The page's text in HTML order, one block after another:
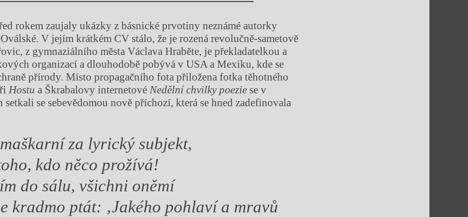
rokem zaujaly ukázky z básnické prvotiny neznámé autorky
V jejím krátkém CV stálo, že je rozená revolučně-sametově
z gymnaziálního města Václava Hraběte, je překladatelkou a
organizací a dlouhodobě pobývá v USA a Mexiku, kde se
přírody. Místo propagačního fota přiložena fotka těhotného
Hostu a Škrabalovy internetové Nedělní chvilky poezie se v
setkali se sebevědomou nově příchozí, která se hned zadefinovala
za lyrický subjekt,
kdo něco prožívá!
do sálu, všichni oněmí
kradmo ptát: ‚Jakého pohlaví a mravů